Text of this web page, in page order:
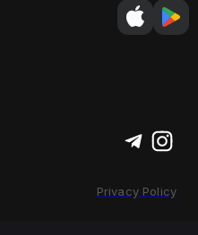
Privacy Policy